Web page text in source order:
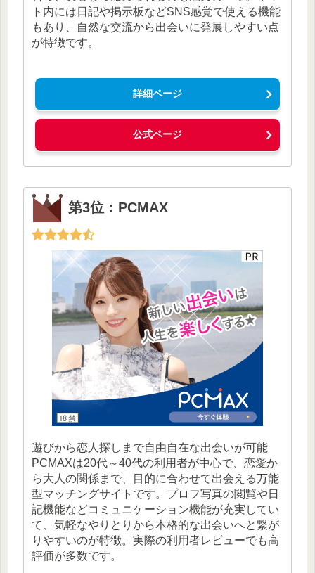
ト内には日記や掲示板などSNS感覚で使える機能
もあり、自然な交流から出会いに発展しやすい点
が特徴です。
詳細ページ
公式ページ
第3位：PCMAX
遊びから恋人探しまで自由自在な出会いが可能
PCMAXは20代～40代の利用者が中心で、恋愛か
ら大人の関係まで、目的に合わせて出会える万能
型マッチングサイトです。プロフ写真の閲覧や日
記機能などコミュニケーション機能が充実してい
て、気軽なやりとりから本格的な出会いへと繋が
りやすいのが特徴。実際の利用者レビューでも高
評価が多数です。